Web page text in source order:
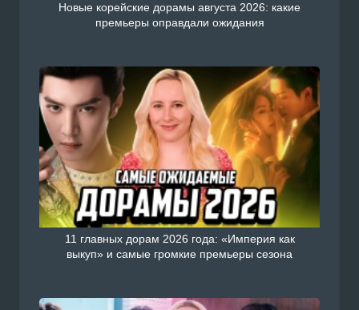
Новые корейские дорамы августа 2026: какие
премьеры оправдали ожидания
11 главных дорам 2026 года: «Империя как
выкуп» и самые громкие премьеры сезона